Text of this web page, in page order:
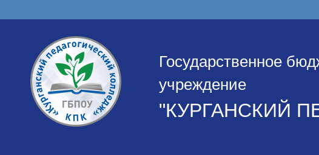
Государственное
учреждение
"КУРГАНСКИЙ